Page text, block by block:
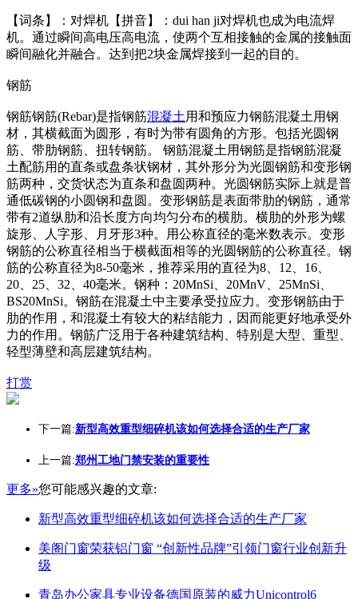
【词条】：对焊机【拼音】：dui han ji对焊机也成为电流焊
机。通过瞬间高电压高电流，使两个互相接触的金属的接触面
瞬间融化并融合。达到把2块金属焊接到一起的目的。
钢筋
钢筋钢筋(Rebar)是指钢筋混凝土 用和预应力钢筋混凝土用钢
材，其横截面为圆形，有时为带有圆角的方形。包括光圆钢
筋、带肋钢筋、扭转钢筋。 钢筋混凝土用钢筋是指钢筋混凝
土配筋用的直条或盘条状钢材，其外形分为光圆钢筋和变形钢
筋两种，交货状态为直条和盘圆两种。光圆钢筋实际上就是普
通低碳钢的小圆钢和盘圆。变形钢筋是表面带肋的钢筋，通常
带有2道纵肋和沿长度方向均匀分布的横肋。横肋的外形为螺
旋形、人字形、月牙形3种。用公称直径的毫米数表示。变形
钢筋的公称直径相当于横截面相等的光圆钢筋的公称直径。钢
筋的公称直径为8-50毫米，推荐采用的直径为8、12、16、
20、25、32、40毫米。钢种：20MnSi、20MnV、25MnSi、
BS20MnSi。钢筋在混凝土中主要承受拉应力。变形钢筋由于
肋的作用，和混凝土有较大的粘结能力，因而能更好地承受外
力的作用。钢筋广泛用于各种建筑结构、特别是大型、重型、
轻型薄壁和高层建筑结构。
打赏
下一篇:新型高效重型细碎机该如何选择合适的生产厂家
上一篇:郑州工地门禁安装的重要性
更多»您可能感兴趣的文章:
新型高效重型细碎机该如何选择合适的生产厂家
美阁门窗荣获铝门窗 “创新性品牌”引领门窗行业创新升
级
青岛办公家具专业设备德国原装的威力Unicontrol6